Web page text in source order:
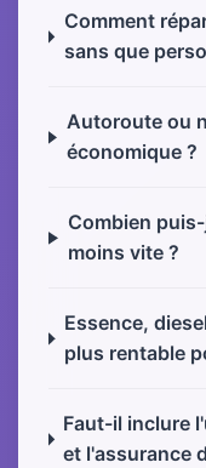
Comment
sans que
Autoroute ou
économique ?
Combien
moins vite ?
Essence,
plus rentable
Faut-il inclure
et l'assurance